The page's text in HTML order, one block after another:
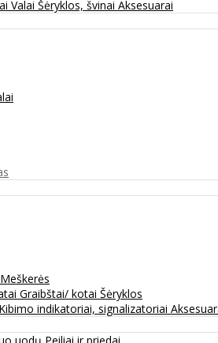
Valai Šėryklos, švinai Aksesuarai
Meškerės
Graibštai/ kotai Šėryklos
Kibimo indikatoriai, signalizatoriai
uodų Peiliai ir priedai